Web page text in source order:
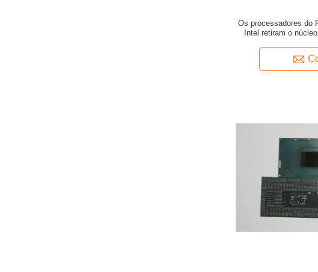
Os processadores do
Intel retiram o